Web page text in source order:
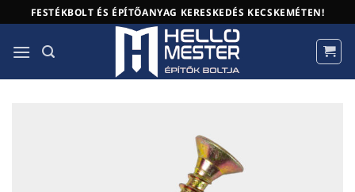
to
content
FESTÉKBOLT ÉS ÉPÍTŐANYAG KERESKEDÉS KECSKEMÉTEN!